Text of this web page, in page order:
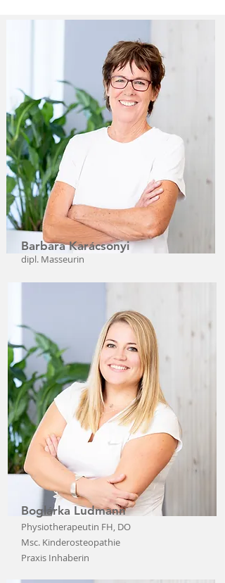
Barbara Karácsonyi
dipl. Masseurin
Boglárka Ludmann
Physiotherapeutin FH, DO
Msc. Kinderosteopathie
Praxis Inhaberin